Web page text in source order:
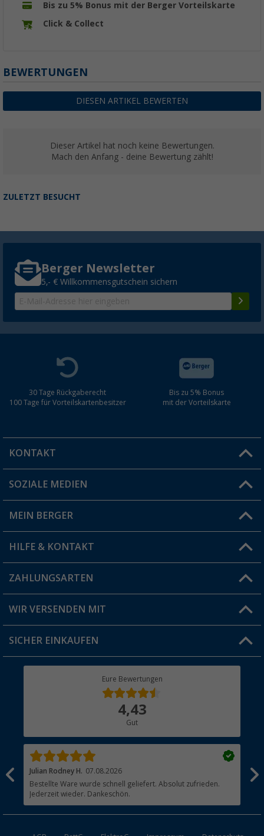
Bis zu 5% Bonus mit der Berger Vorteilskarte
Click & Collect
BEWERTUNGEN
DIESEN ARTIKEL BEWERTEN
Dieser Artikel hat noch keine Bewertungen.
Mach den Anfang - deine Bewertung zählt!
ZULETZT BESUCHT
Berger Newsletter
5,- € Willkommensgutschein sichern
30 Tage Rückgaberecht
100 Tage für Vorteilskartenbesitzer
Bis zu 5% Bonus
mit der Vorteilskarte
KONTAKT
Du hast eine Frage?
Filiale finden
SOZIALE MEDIEN
MEIN BERGER
Vorteilskarte
Blog
Jobs & Karriere
HILFE & KONTAKT
FAQ & Kontakt
Versandinformationen
Rücksendung
ZAHLUNGSARTEN
WIR VERSENDEN MIT
SICHER EINKAUFEN
Eure Bewertungen
4,43
Gut
Julian Rodney H. 07.08.2026
Bestellte Ware wurde schnell geliefert. Absolut zufrieden.
Jederzeit wieder. Dankeschön.
??